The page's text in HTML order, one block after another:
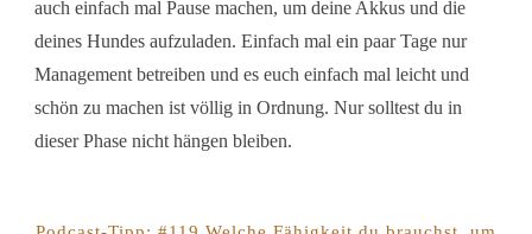
auch einfach mal Pause machen, um deine Akkus und die
deines Hundes aufzuladen. Einfach mal ein paar Tage nur
Management betreiben und es euch einfach mal leicht und
schön zu machen ist völlig in Ordnung. Nur solltest du in
dieser Phase nicht hängen bleiben.